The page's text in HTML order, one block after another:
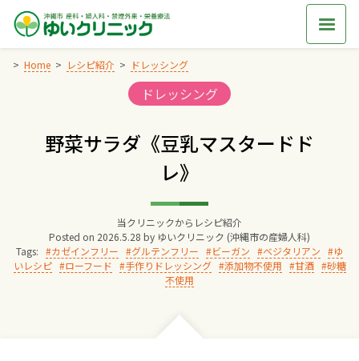
Skip
content
Home レシピ紹介 ドレッシング
Categories:
ドレッシング
野菜サラダ《豆乳マスタードド
レ》
当クリニックからレシピ紹介
Posted on 2026.5.28 by ゆいクリニック (沖縄市の産婦人科)
Tags:
カゼインフリー グルテンフリー ビーガン ベジタリアン
ゆ
いレシピ
ローフード 手作りドレッシング 添加物不使用 甘酒
砂糖
不使用
交通アクセス
院長からのごあいさつ
ゆいクリニックの経営理念